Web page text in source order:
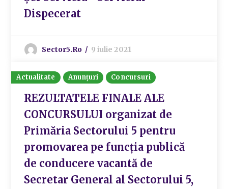
Dispecerat
Sector5.ro 9 iulie 2021
Actualitate Anunțuri Concursuri
REZULTATELE FINALE ALE
CONCURSULUI organizat de
Primăria Sectorului 5 pentru
promovarea pe funcția publică
de conducere vacantă de
Secretar General al Sectorului 5,